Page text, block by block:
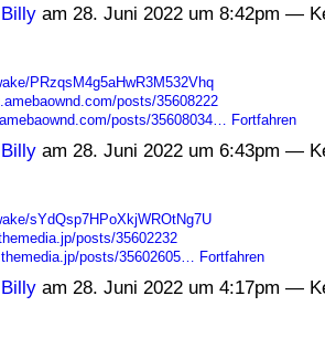
Billyam 28. Juni 2022 um 8:42pm —
PRzqsM4g5aHwR3M532Vhq
posts/35608222
posts/35608034… Fortfahren
Billyam 28. Juni 2022 um 6:43pm —
sYdQsp7HPoXkjWROtNg7U
posts/35602232
posts/35602605… Fortfahren
Billyam 28. Juni 2022 um 4:17pm —